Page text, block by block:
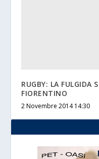
RUGBY: LA FULGIDA
FIORENTINO
2 Novembre 2014 14:30